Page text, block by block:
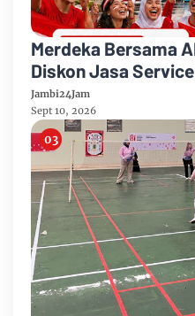
Merdeka Bersama
Diskon Jasa
Jambi24Jam
Sept 10, 2026